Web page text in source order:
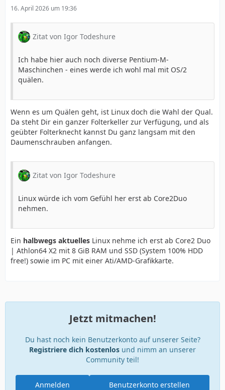
16. April 2026 um 19:36
Zitat von Igor Todeshure
Ich habe hier auch noch diverse Pentium-M-
Maschinchen - eines werde ich wohl mal mit OS/2
quälen.
Wenn es um Quälen geht, ist Linux doch die Wahl der Qual.
Da steht Dir ein ganzer Folterkeller zur Verfügung, und als
geübter Folterknecht kannst Du ganz langsam mit den
Daumenschrauben anfangen.
Zitat von Igor Todeshure
Linux würde ich vom Gefühl her erst ab Core2Duo
nehmen.
Ein halbwegs aktuelles Linux nehme ich erst ab Core2 Duo
| Athlon64 X2 mit 8 GiB RAM und SSD (System 100% HDD
free!) sowie im PC mit einer Ati/AMD-Grafikkarte.
Jetzt mitmachen!
Du hast noch kein Benutzerkonto auf unserer Seite?
Registriere dich kostenlos und nimm an unserer
Community teil!
Benutzerkonto erstellen
Anmelden